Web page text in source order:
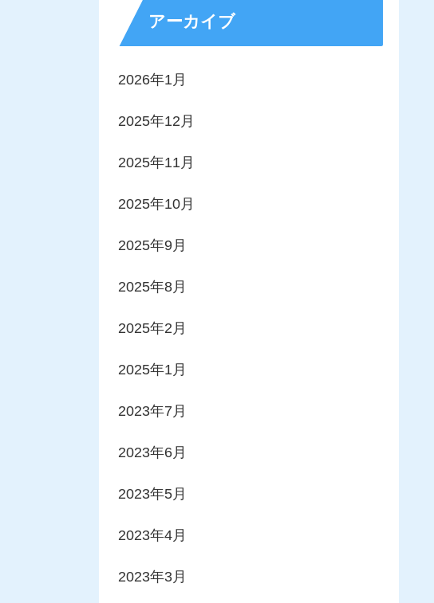
アーカイブ
2026年1月
2025年12月
2025年11月
2025年10月
2025年9月
2025年8月
2025年2月
2025年1月
2023年7月
2023年6月
2023年5月
2023年4月
2023年3月